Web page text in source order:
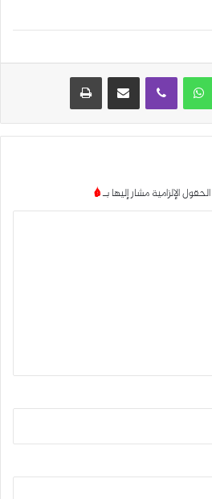
واتساب مشاركة عبر البريد
الحقول الإلزامية مشار إليها بـ*